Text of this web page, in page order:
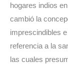
hogares indios
cambió la
imprescindibles
referencia a la
las cuales